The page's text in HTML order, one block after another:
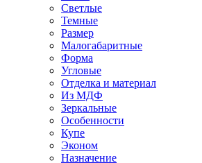
Светлые
Темные
Размер
Малогабаритные
Форма
Угловые
Отделка и материал
Из МДФ
Зеркальные
Особенности
Купе
Эконом
Назначение